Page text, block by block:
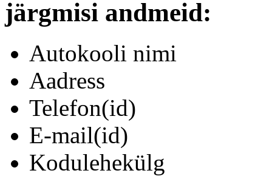
järgmisi andmeid:
Autokooli nimi
Aadress
Telefon(id)
E-mail(id)
Kodulehekülg